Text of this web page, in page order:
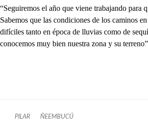
“Seguiremos el año que viene trabajando para
Sabemos que las condiciones de los caminos
difíciles tanto en época de lluvias como de
conocemos muy bien nuestra zona y su
PILAR ÑEEMBUCÚ